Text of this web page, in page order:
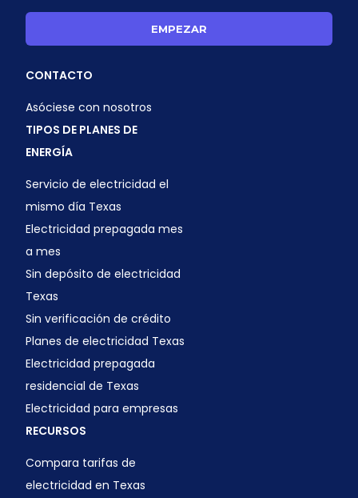
EMPEZAR
CONTACTO
Asóciese con nosotros
TIPOS DE PLANES DE
ENERGÍA
Servicio de electricidad el
mismo día Texas
Electricidad prepagada mes
a mes
Sin depósito de electricidad
Texas
Sin verificación de crédito
Planes de electricidad Texas
Electricidad prepagada
residencial de Texas
Electricidad para empresas
RECURSOS
Compara tarifas de
electricidad en Texas